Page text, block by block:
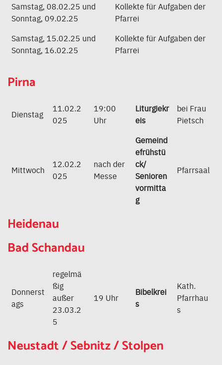
Samstag, 08.02.25 und
Sonntag, 09.02.25
Kollekte für Aufgaben der
Pfarrei
Samstag, 15.02.25 und
Sonntag, 16.02.25
Kollekte für Aufgaben der
Pfarrei
Pirna
Dienstag
11.02.2
025
19:00
Uhr
Liturgiekr
eis
bei Frau
Pietsch
Mittwoch
12.02.2
025
nach der
Messe
Gemeind
efrühstü
ck/
Senioren
vormitta
g
Pfarrsaal
Heidenau
Bad Schandau
Donnerst
ags
regelmä
ßig
außer
23.03.2
5
19 Uhr
Bibelkrei
s
Kath.
Pfarrhau
s
Neustadt / Sebnitz / Stolpen